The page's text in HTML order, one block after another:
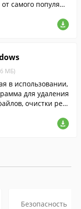
самого популярн
МБ)
в использовании,
для удаления
очистки рее
Безопасность